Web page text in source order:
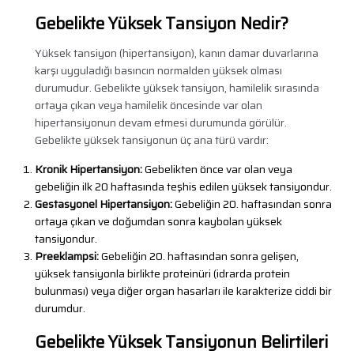
Gebelikte Yüksek Tansiyon Nedir?
Yüksek tansiyon (hipertansiyon), kanın damar duvarlarına
karşı uyguladığı basıncın normalden yüksek olması
durumudur. Gebelikte yüksek tansiyon, hamilelik sırasında
ortaya çıkan veya hamilelik öncesinde var olan
hipertansiyonun devam etmesi durumunda görülür.
Gebelikte yüksek tansiyonun üç ana türü vardır:
Kronik Hipertansiyon:Gebelikten önce var olan veya
gebeliğin ilk 20 haftasında teşhis edilen yüksek tansiyondur.
Gestasyonel Hipertansiyon:Gebeliğin 20. haftasından sonra
ortaya çıkan ve doğumdan sonra kaybolan yüksek
tansiyondur.
Preeklampsi:Gebeliğin 20. haftasından sonra gelişen,
yüksek tansiyonla birlikte proteinüri (idrarda protein
bulunması) veya diğer organ hasarları ile karakterize ciddi bir
durumdur.
Gebelikte Yüksek Tansiyonun Belirtileri